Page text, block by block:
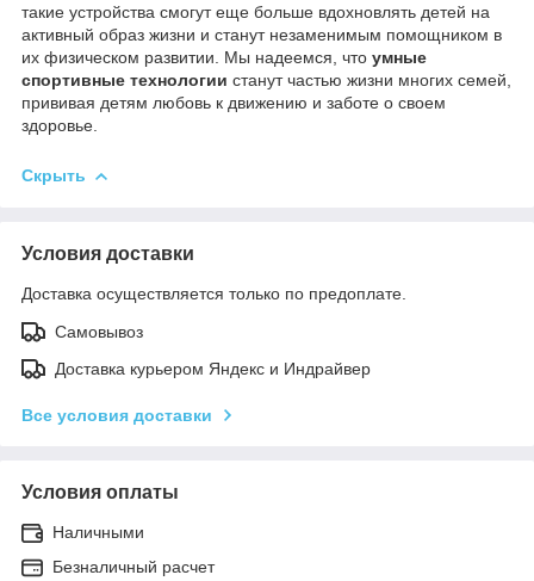
такие устройства смогут еще больше вдохновлять детей на
активный образ жизни и станут незаменимым помощником в
их физическом развитии. Мы надеемся, что умные
спортивные технологии станут частью жизни многих семей,
прививая детям любовь к движению и заботе о своем
здоровье.
Скрыть
Условия доставки
Доставка осуществляется только по предоплате.
Самовывоз
Доставка курьером Яндекс и Индрайвер
Все условия доставки
Условия оплаты
Наличными
Безналичный расчет